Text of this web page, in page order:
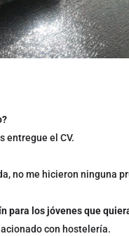
entregue el CV.
no me hicieron ninguna
para los jóvenes que
con hostelería.